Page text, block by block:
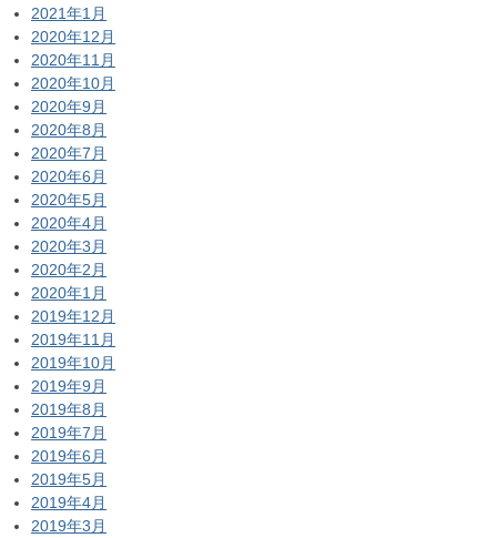
2021年1月
2020年12月
2020年11月
2020年10月
2020年9月
2020年8月
2020年7月
2020年6月
2020年5月
2020年4月
2020年3月
2020年2月
2020年1月
2019年12月
2019年11月
2019年10月
2019年9月
2019年8月
2019年7月
2019年6月
2019年5月
2019年4月
2019年3月